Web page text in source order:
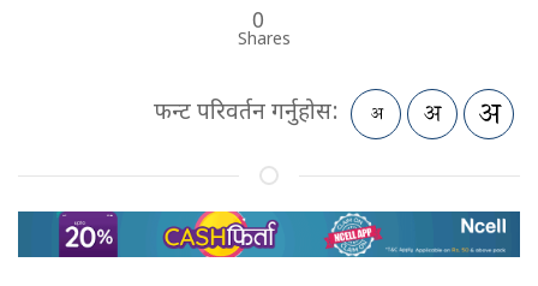
0
Shares
फन्ट परिवर्तन गर्नुहोस: